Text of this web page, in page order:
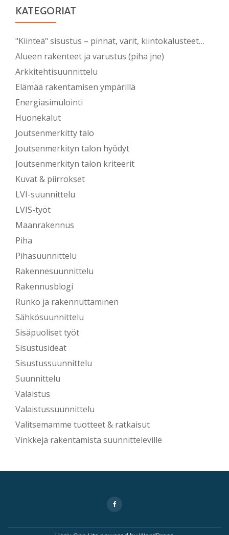
KATEGORIAT
"Kiinteä" sisustus – pinnat, värit, kiintokalusteet…
Alueen rakenteet ja varustus (piha jne)
Arkkitehtisuunnittelu
Elämää rakentamisen ympärillä
Energiasimulointi
Huonekalut
Joutsenmerkitty talo
Joutsenmerkityn talon hyödyt
Joutsenmerkityn talon kriteerit
Kuvat & piirrokset
LVI-suunnittelu
LVIS-työt
Maanrakennus
Piha
Pihasuunnittelu
Rakennesuunnittelu
Rakennusblogi
Runko ja rakennuttaminen
Sähkösuunnittelu
Sisäpuoliset työt
Sisustusideat
Sisustussuunnittelu
Suunnittelu
Valaistus
Valaistussuunnittelu
Valitsemamme tuotteet & ratkaisut
Vinkkejä rakentamista suunnitteleville
Menu
fa-
facebook